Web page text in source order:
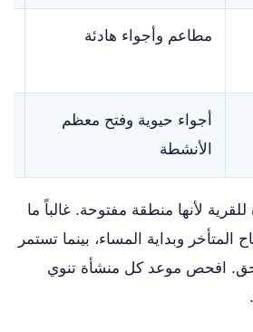
مطاعم وأجواء هادئة
أجواء حيوية وفتح معظم
الأنشطة
لأنها منطقة مفتوحة. غالباً ما
المتأخر وبداية المساء، بينما تستمر
افحص موعد كل منشأة تنوي